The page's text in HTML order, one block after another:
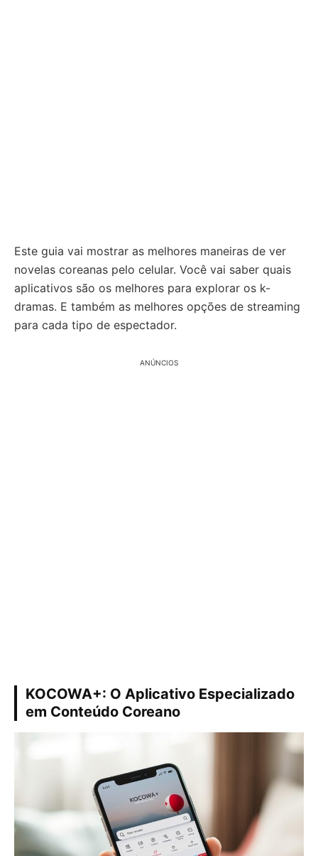
Este guia vai mostrar as melhores maneiras de ver
novelas coreanas pelo celular. Você vai saber quais
aplicativos são os melhores para explorar os k-
dramas. E também as melhores opções de streaming
para cada tipo de espectador.
ANÚNCIOS
KOCOWA+: O Aplicativo Especializado
em Conteúdo Coreano